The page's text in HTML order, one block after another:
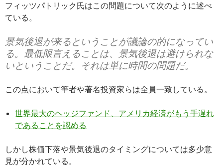
フィッツパトリック氏はこの問題について次のように述べ
ている。
景気後退が来るということが議論の的になってい
る。最低限言えることは、景気後退は避けられな
いということだ。それは単に時間の問題だ。
この点において筆者や著名投資家らは全員一致している。
世界最大のヘッジファンド、アメリカ経済がもう手遅れ
であることを認める
しかし株価下落や景気後退のタイミングについては多少意
見が分かれている。